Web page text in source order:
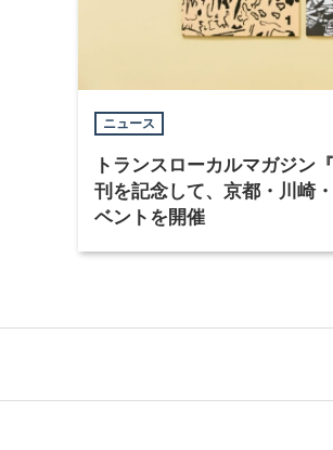
ニュース
トランスローカルマガジン
刊を記念して、京都・川崎
ベントを開催